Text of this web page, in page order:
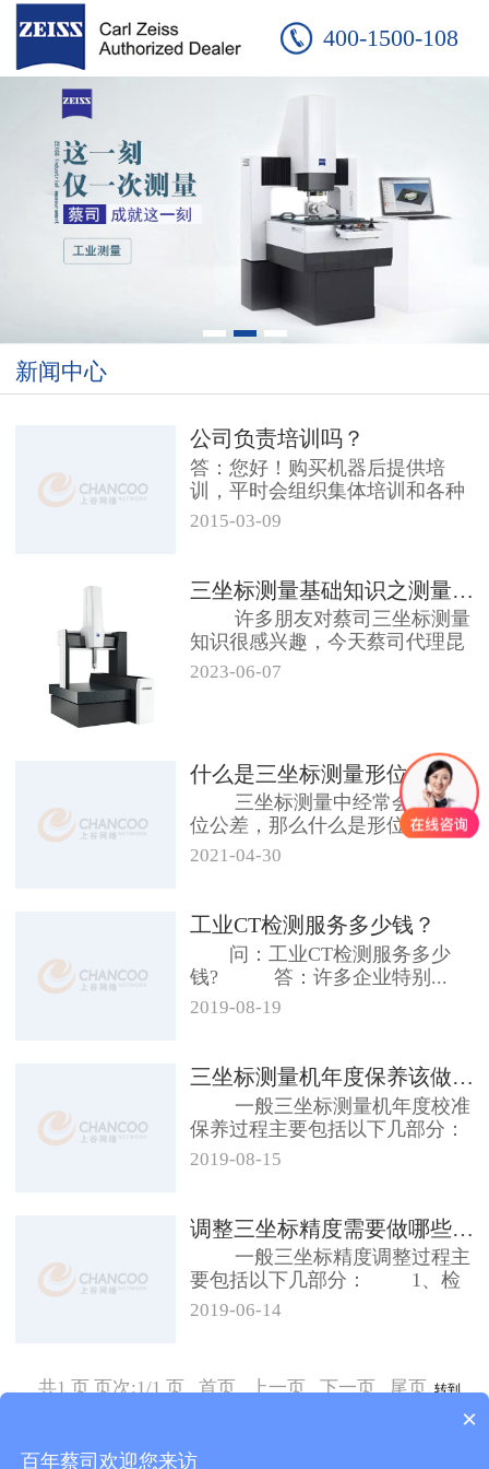
400-1500-108
新闻中心
公司负责培训吗？
答：您好！购买机器后提供培
训，平时会组织集体培训和各种
研讨会。 获取更多资讯帮...
2015-03-09
三坐标测量基础知识之测量零件如何...
许多朋友对蔡司三坐标测量
知识很感兴趣，今天蔡司代理昆
山友硕小编就...
2023-06-07
什么是三坐标测量形位公差
三坐标测量中经常会提到形
位公差，那么什么是形位公差呢?
顾...
2021-04-30
工业CT检测服务多少钱？
问：工业CT检测服务多少
钱? 答：许多企业特别...
2019-08-19
三坐标测量机年度保养该做哪些项目
一般三坐标测量机年度校准
保养过程主要包括以下几部分：
1、...
2019-08-15
调整三坐标精度需要做哪些项目
一般三坐标精度调整过程主
要包括以下几部分： 1、检
查计算机...
2019-06-14
共1 页 页次:1/1 页 首页 上一页 下一页 尾页 转到
Copyright 昆山友硕新材料有限公司2018.All Rights
×
百年蔡司欢迎您来访